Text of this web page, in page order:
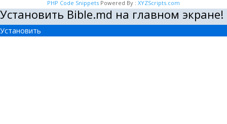
PHP Code Snippets Powered By : XYZScripts.com
Установить Bible.md на главном экране!
Установить